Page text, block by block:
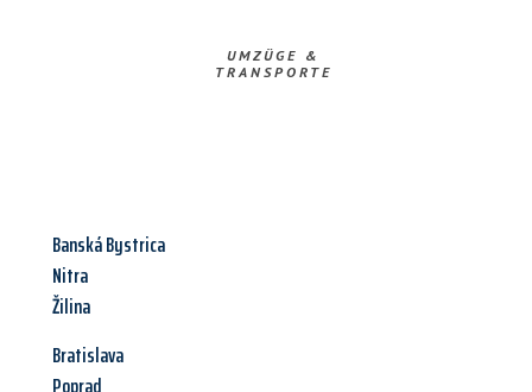
UMZÜGE &
TRANSPORTE
Banská Bystrica
Nitra
Žilina
Bratislava